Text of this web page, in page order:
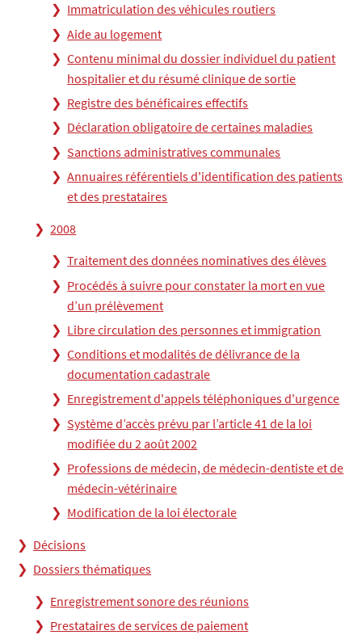
Immatriculation des véhicules routiers
Aide au logement
Contenu minimal du dossier individuel du patient
hospitalier et du résumé clinique de sortie
Registre des bénéficaires effectifs
Déclaration obligatoire de certaines maladies
Sanctions administratives communales
Annuaires référentiels d'identification des patients
et des prestataires
2008
Traitement des données nominatives des élèves
Procédés à suivre pour constater la mort en vue
d’un prélèvement
Libre circulation des personnes et immigration
Conditions et modalités de délivrance de la
documentation cadastrale
Enregistrement d'appels téléphoniques d'urgence
Système d’accès prévu par l’article 41 de la loi
modifiée du 2 août 2002
Professions de médecin, de médecin-dentiste et de
médecin-vétérinaire
Modification de la loi électorale
Décisions
Dossiers thématiques
Enregistrement sonore des réunions
Prestataires de services de paiement